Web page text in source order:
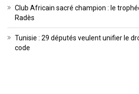
Club Africain sacré champion : le
Radès
Tunisie : 29 députés veulent unifier le
code